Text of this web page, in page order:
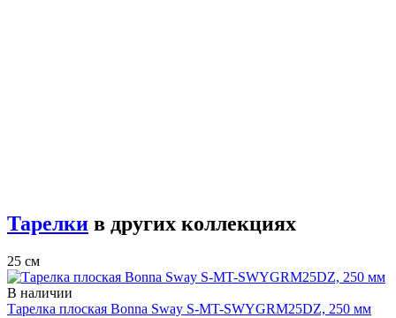
Тарелки в других коллекциях
25 см
В наличии
Тарелка плоская Bonna Sway S-MT-SWYGRM25DZ, 250 мм